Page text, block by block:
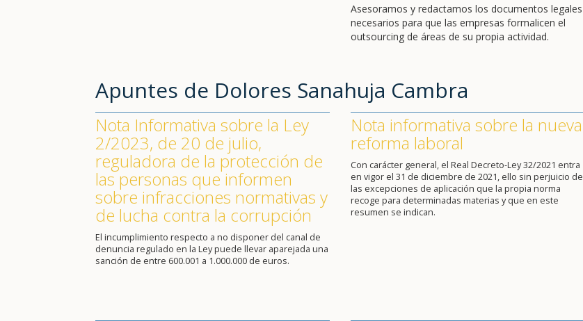
Asesoramos y redactamos los documentos legales
necesarios para que las empresas formalicen el
outsourcing de áreas de su propia actividad.
Apuntes de Dolores Sanahuja Cambra
Nota Informativa sobre la Ley
2/2023, de 20 de julio,
reguladora de la protección de
las personas que informen
sobre infracciones normativas y
de lucha contra la corrupción
El incumplimiento respecto a no disponer del canal de
denuncia regulado en la Ley puede llevar aparejada una
sanción de entre 600.001 a 1.000.000 de euros.
Nota informativa sobre la nueva
reforma laboral
Con carácter general, el Real Decreto-Ley 32/2021 entra
en vigor el 31 de diciembre de 2021, ello sin perjuicio de
las excepciones de aplicación que la propia norma
recoge para determinadas materias y que en este
resumen se indican.